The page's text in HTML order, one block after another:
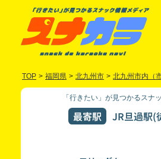
TOP > 福岡県 > 北九州市 > 北九州市内（
「行きたい」が見つかるスナ
最寄駅 JR旦過駅(